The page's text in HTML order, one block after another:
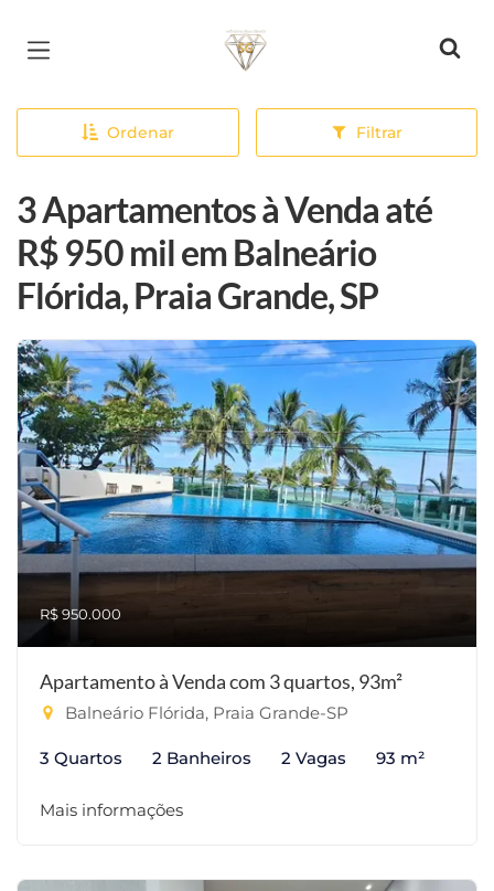
Página inicial
Ordenar Filtrar
3 Apartamentos à Venda até
R$ 950 mil em Balneário
Flórida, Praia Grande, SP
R$ 950.000
Apartamento à Venda com 3 quartos, 93m²
Balneário Flórida, Praia Grande-SP
3 Quartos 2 Banheiros 2 Vagas 93 m²
Mais informações